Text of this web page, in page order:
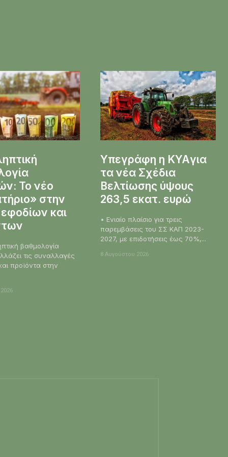
Το νέο
στην
και
βαθμολογία
τις συναλλαγές
προϊόντα στην
Υπεγράφη η KYAγια
τα νέα Σχέδια
Βελτίωσης ύψους
263,5 εκατ. ευρώ
• Ενιαίο πλαίσιο για τρεις
παρεμβάσεις του ΣΣ ΚΑΠ 2023-
2027, με επιδοτήσεις έως 70%,...
8 Αυγούστου 2026